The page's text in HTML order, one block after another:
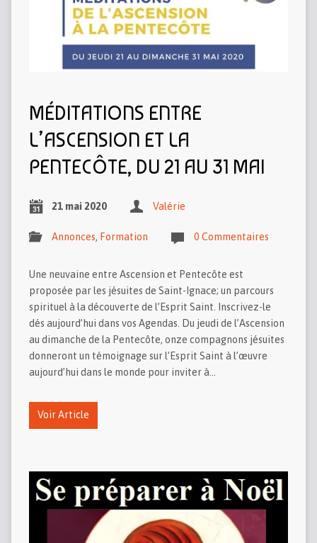
MÉDITATIONS ENTRE
L’ASCENSION ET LA
PENTECÔTE, DU 21 AU 31 MAI
21 mai 2020 Valérie
Annonces, Formation 0 Commentaires
Une neuvaine entre Ascension et Pentecôte est
proposée par les jésuites de Saint-Ignace; un parcours
spirituel à la découverte de l’Esprit Saint. Inscrivez-le
dés aujourd’hui dans vos Agendas. Du jeudi de l’Ascension
au dimanche de la Pentecôte, onze compagnons jésuites
donneront un témoignage sur l’Esprit Saint à l’œuvre
aujourd’hui dans le monde pour inviter à…
Voir Article